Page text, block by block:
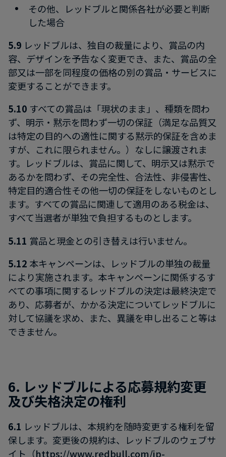
その他、レッドブルと関係各社が必要と判断
した場合
5.9 レッドブルは、独自の裁量により、賞品の内
容、デザインを予告なく変更でき、また、賞品の全
部又は一部を同程度の価格の別の賞品・サービスに
変更することができます。
5.10 すべての賞品は「現状のまま」、種類を問わ
ず、明示・黙示を問わず一切の保証（満足な品質又
は特定の目的への適性に関する黙示的保証を含めま
すが、これに限られません。）なしに譲渡されま
す。レッドブルは、賞品に関して、明示又は黙示で
あるかを問わず、その完全性、合法性、非侵害性、
特定目的適合性その他一切の保証をしないものとし
ます。すべての賞品に関連して適用のある税金は、
すべて当選者が単独で負担するものとします。
5.11 賞品と現金との引き替えは行いません。
5.12 本キャンペーンは、レッドブルの単独の裁量
により実施されます。本キャンペーンに関係するす
べての事項に関するレッドブルの決定は最終決定で
あり、応募者が、かかる決定についてレッドブルに
対して協議を求め、また、異議を申し出ること等は
できません。
6. レッドブルによる応募規約変更
及び失格決定の権利
6.1 レッドブルは、本規約を随時変更する権利を留
保します。変更後の規約は、レッドブルのウェブサ
イト（https://www.redbull.com/jp-